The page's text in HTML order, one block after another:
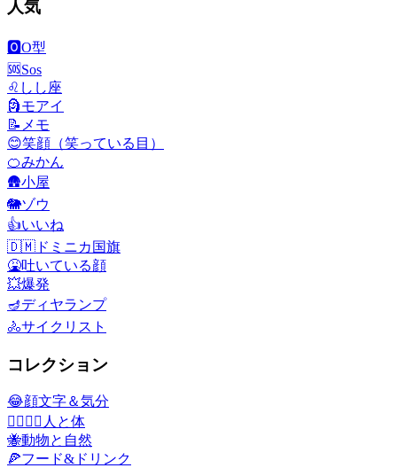
人気
🅾️O型
🆘Sos
♌ しし座
🗿モアイ
📝 メモ
😊笑顔（笑っている目）
🍊みかん
🛖小屋
🐘ゾウ
👍いいね
🇩🇲 ドミニカ国旗
🤮吐いている顔
💥爆発
🪔ディヤランプ
🚴サイクリスト
コレクション
😂顔文字＆気分
👩‍❤️‍💋‍👨 人と体
🐝動物と自然
🍕フード&ドリンク